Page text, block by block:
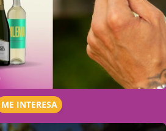
ME INTERESA